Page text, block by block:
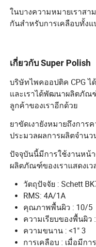
ในบางความหมายเราส
กันสำหรับการเคลือบทั้ง
เกี่ยวกับ Super Polish
บริษัทไพคออปติค CPG
และเราได้พัฒนาผลิตภัณ
ลูกค้าของเราอีกด้วย
ยาขัดเงายังหมายถึงกา
ประมวลผลการผลิตจำน
ปัจจุบันนี้มีการใช้งานหน้า
ผลิตภัณฑ์ของเราแสดงเ
วัตถุปัจจัย : Schett
RMS: 4A/1A
คุณภาพพื้นผิว : 10/5
ความเรียบของพื้นผิว
ความขนาน : <1" 3
การเคลือบ : เมื่อมีกา